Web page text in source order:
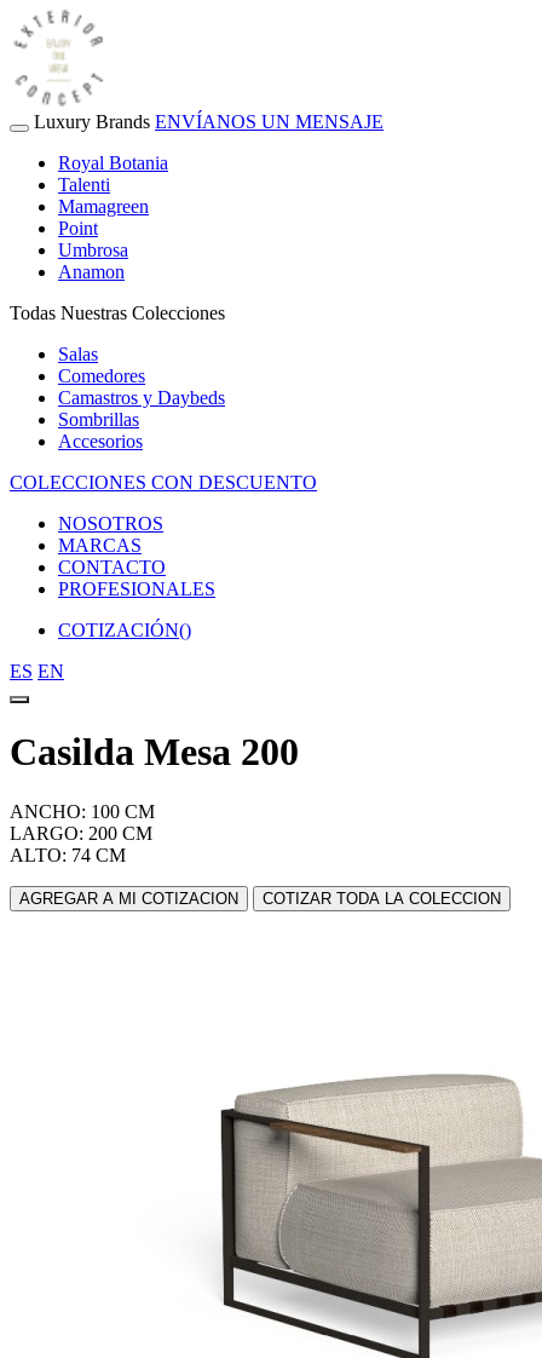
Luxury Brands ENVÍANOS UN MENSAJE
Royal Botania
Talenti
Mamagreen
Point
Umbrosa
Anamon
Todas Nuestras Colecciones
Salas
Comedores
Camastros y Daybeds
Sombrillas
Accesorios
COLECCIONES CON DESCUENTO
NOSOTROS
MARCAS
CONTACTO
PROFESIONALES
COTIZACIÓN()
ES EN
Casilda Mesa 200
ANCHO: 100 CM
LARGO: 200 CM
ALTO: 74 CM
AGREGAR A MI COTIZACION COTIZAR TODA LA COLECCION